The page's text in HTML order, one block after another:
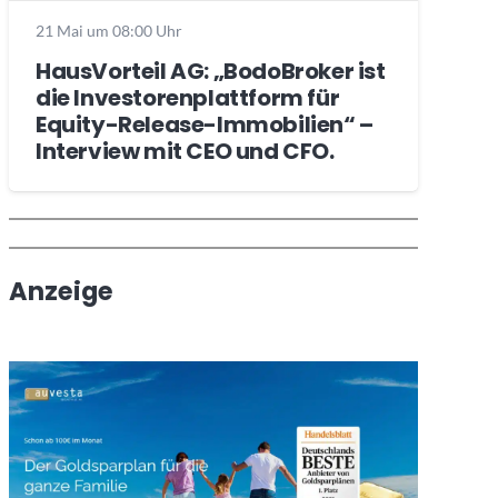
21 Mai um 08:00 Uhr
HausVorteil AG: „BodoBroker ist
die Investorenplattform für
Equity-Release-Immobilien“ –
Interview mit CEO und CFO.
Wochenrückblick
Trendthemen
Anzeige